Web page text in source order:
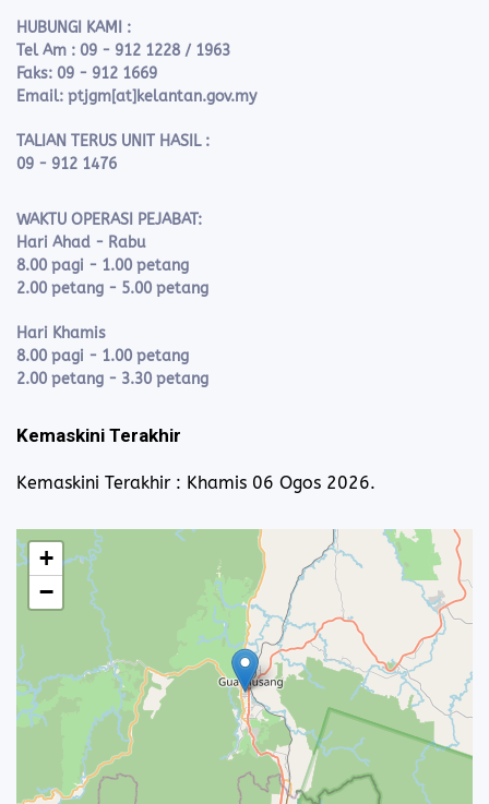
HUBUNGI KAMI :
Tel Am : 09 - 912 1228 / 1963
Faks: 09 - 912 1669
Email: ptjgm[at]kelantan.gov.my
TALIAN TERUS UNIT HASIL :
09 - 912 1476
WAKTU OPERASI PEJABAT:
Hari Ahad - Rabu
8.00 pagi - 1.00 petang
2.00 petang - 5.00 petang
Hari Khamis
8.00 pagi - 1.00 petang
2.00 petang - 3.30 petang
Kemaskini Terakhir
Kemaskini Terakhir : Khamis 06 Ogos 2026.
+
−